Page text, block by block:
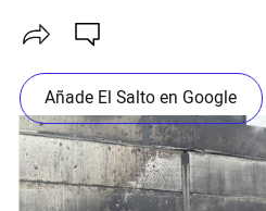
Añade El Salto en Google